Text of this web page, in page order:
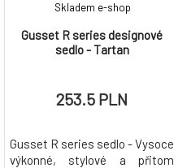
Gusset R series designové
sedlo - Tartan
Skladem e-shop
253.5 PLN
Gusset R series sedlo - Vysoce
výkonné, stylové a přitom